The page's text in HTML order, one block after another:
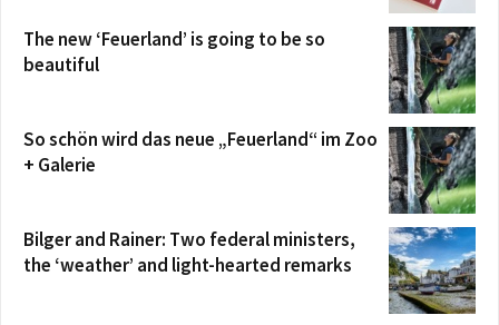
The new ‘Feuerland’ is going to be so
beautiful
So schön wird das neue „Feuerland“ im Zoo
+ Galerie
Bilger and Rainer: Two federal ministers,
the ‘weather’ and light-hearted remarks